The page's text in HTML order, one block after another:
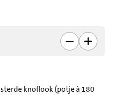
knoflook (potje à 180